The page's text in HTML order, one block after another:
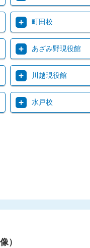
町田校
あざみ野現役館
川越現役館
水戸校
）